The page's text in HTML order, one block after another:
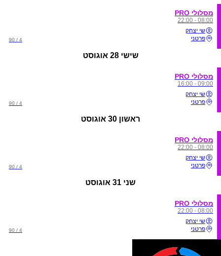
מסלולי PRO
08:00 - 22:00
שי יצחק
פרטני
4 / 90
שישי 28 אוגוסט
מסלולי PRO
09:00 - 16:00
שי יצחק
פרטני
4 / 90
ראשון 30 אוגוסט
מסלולי PRO
08:00 - 22:00
שי יצחק
פרטני
4 / 90
שני 31 אוגוסט
מסלולי PRO
08:00 - 22:00
שי יצחק
פרטני
4 / 90